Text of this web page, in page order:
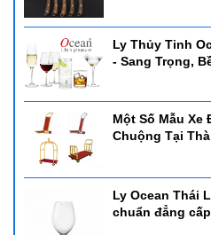
Ly Thủy Tinh
- Sang Trọng,
Một Số Mẫu
Chuộng Tại
Ly Ocean Thái
chuẩn đẳng